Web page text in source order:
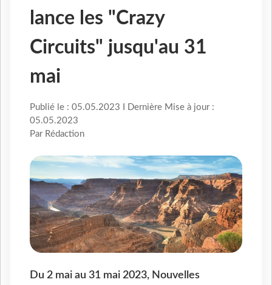
lance les "Crazy
Circuits" jusqu'au 31
mai
Publié le : 05.05.2023 I Dernière Mise à jour :
05.05.2023
Par Rédaction
Du 2 mai au 31 mai 2023, Nouvelles